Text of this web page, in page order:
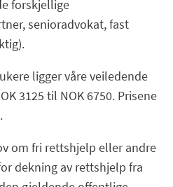
forskjellige
senioradvokat, fast
ligger våre veiledende
3125 til NOK 6750. Prisene
om fri rettshjelp eller andre
dekning av rettshjelp fra